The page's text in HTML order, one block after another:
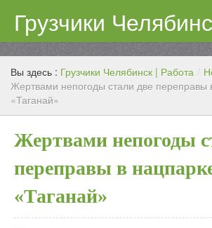
Цены
Контакты
Вы здесь : Грузчики Челябинск | Работа /
Жертвами непогоды стали две переправы
«Таганай»
Жертвами непогоды
переправы в
«Таганай»